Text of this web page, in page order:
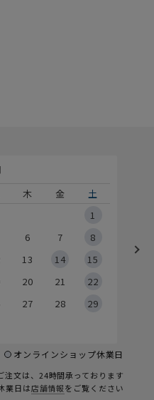
木 金
土
1
6 7
8
13 14
15
20 21
22
27 28
29
オンラインショップ休業日
文は、24時間承っております
業日は店舗情報をご覧ください